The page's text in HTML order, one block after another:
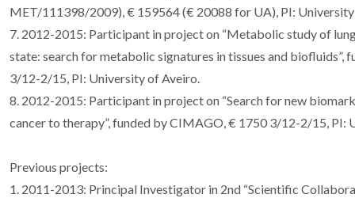
MET/111398/2009), € 159564 (€ 20088 for UA), PI:
7. 2012-2015: Participant in project on “Metabolic study of
state: search for metabolic signatures in tissues and biofluids”,
3/12-2/15, PI: University of Aveiro.
8. 2012-2015: Participant in project on “Search for new
cancer to therapy”, funded by CIMAGO, € 1750 3/12-2/15, PI:
Previous projects:
1. 2011-2013: Principal Investigator in 2nd “Scientific